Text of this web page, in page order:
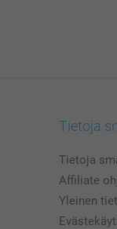
Tietoja
Tietoja
Affiliate
Yleinen